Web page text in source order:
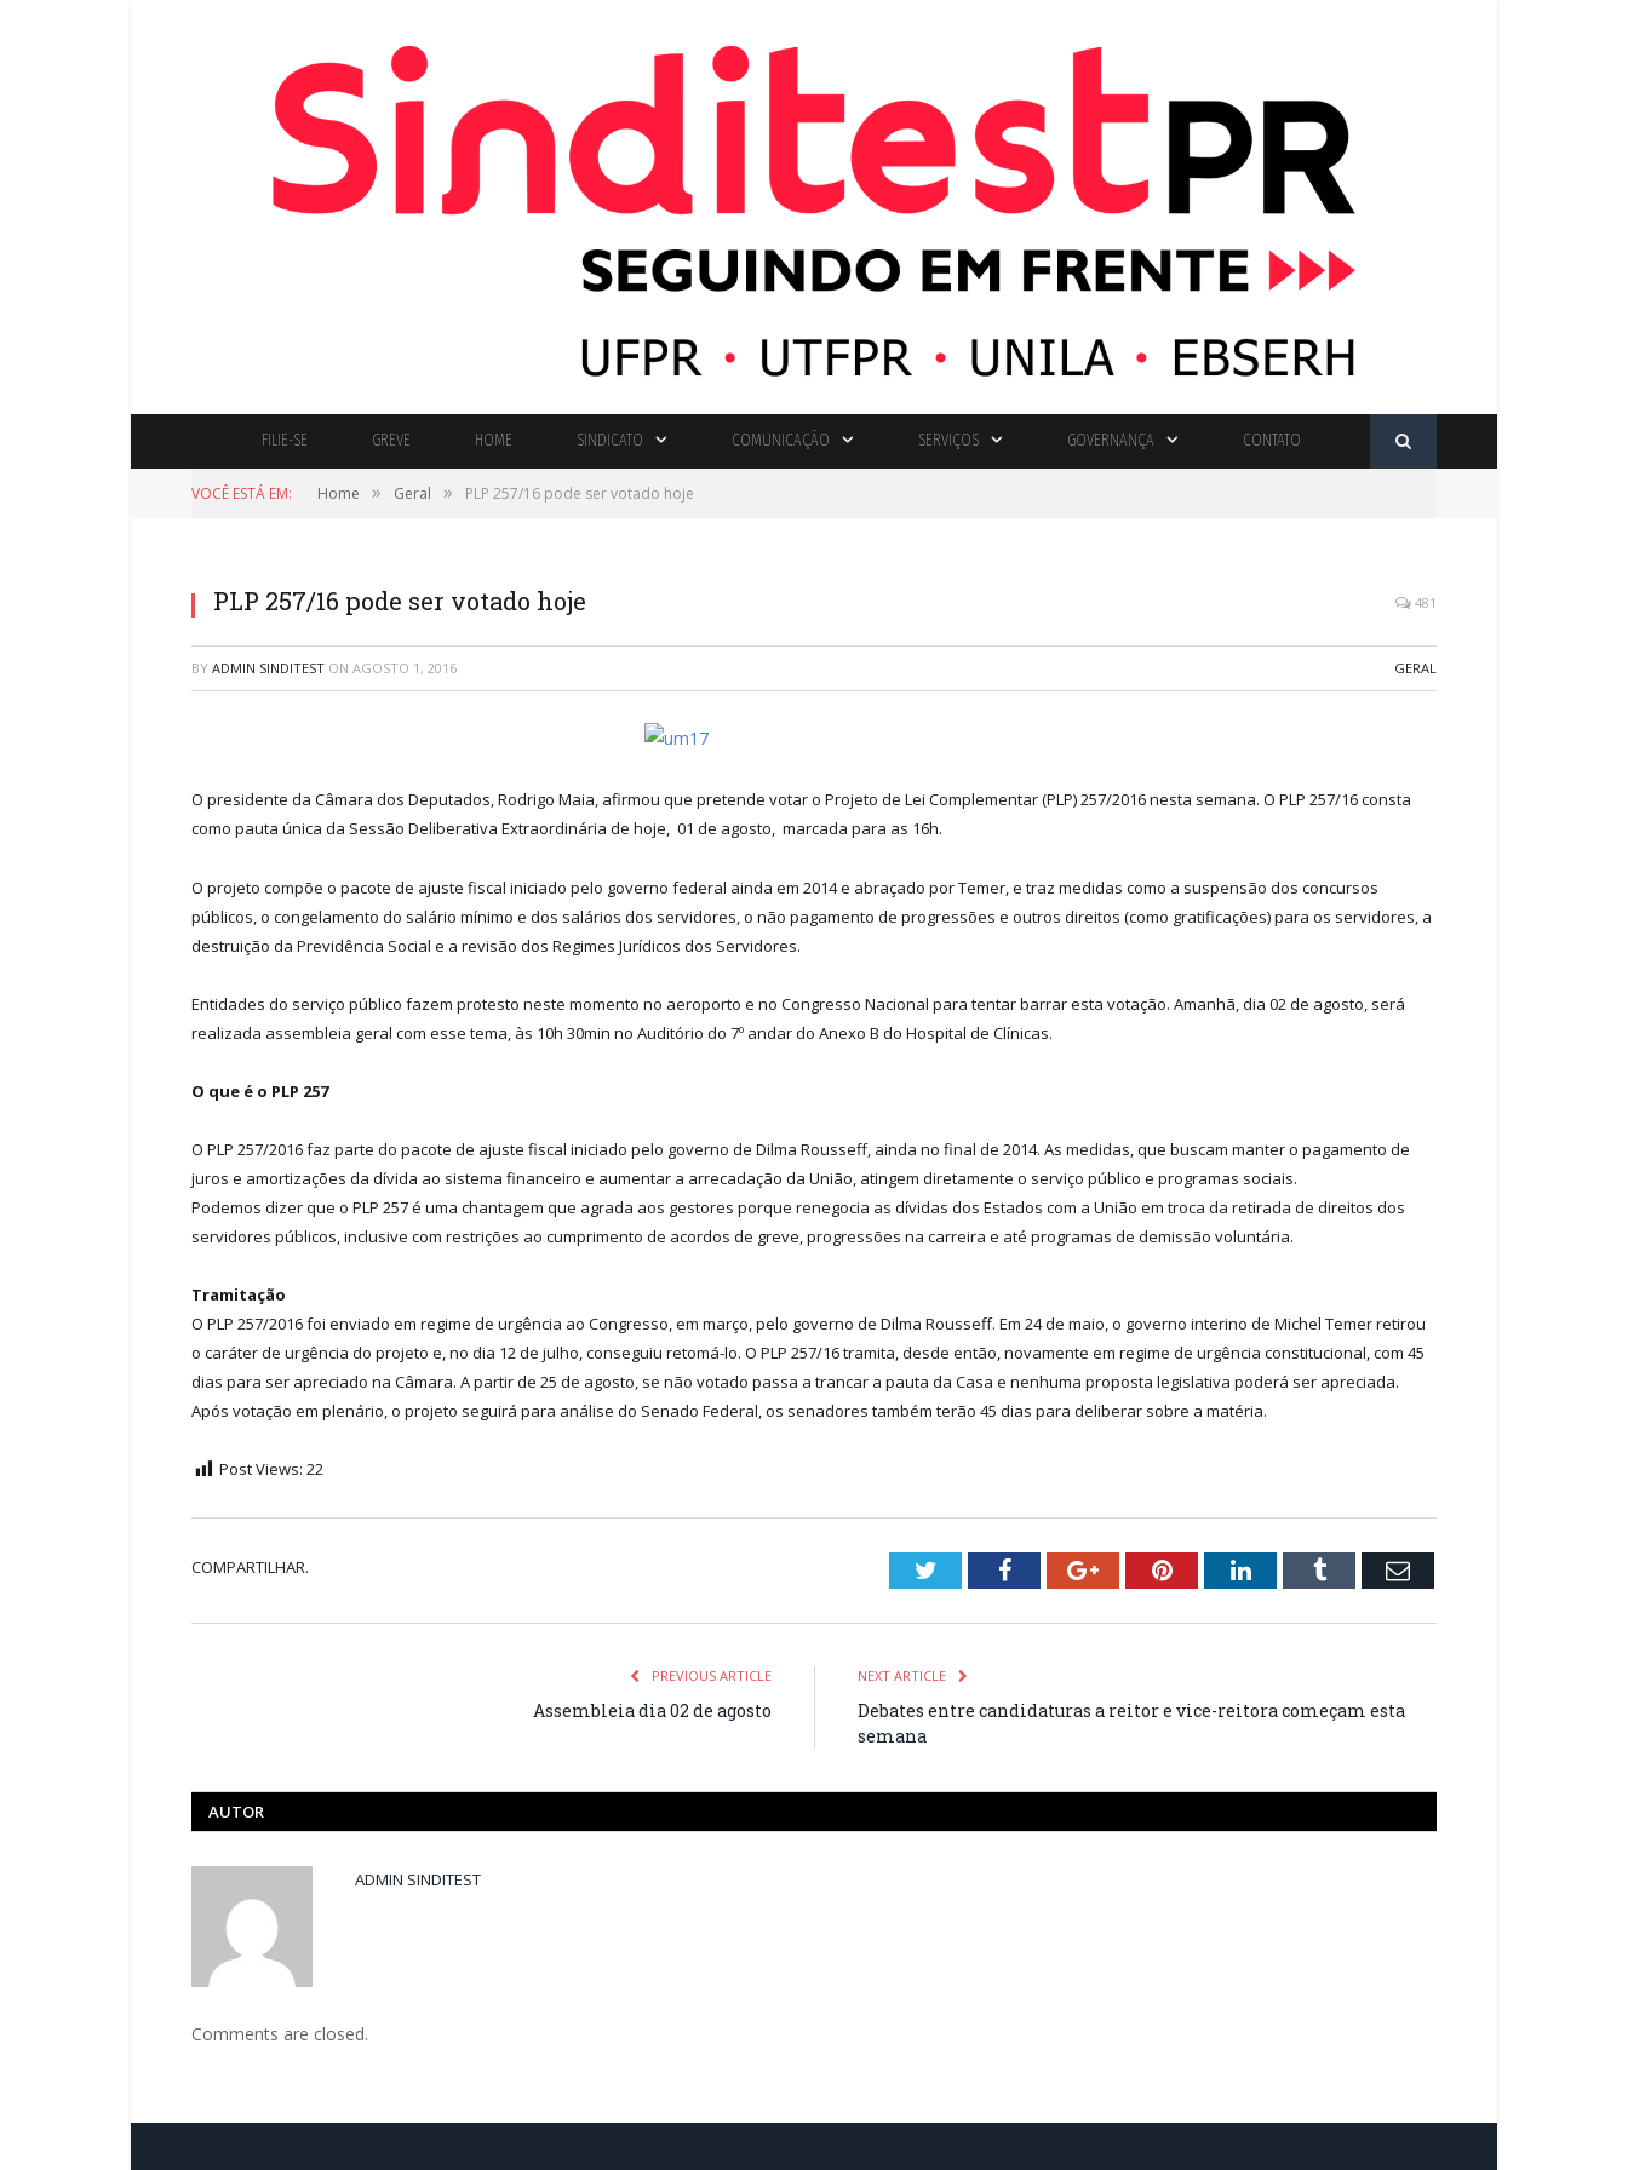
FILIE-SE GREVE HOME SINDICATO COMUNICAÇÃO SERVIÇOS GOVERNANÇA CONTATO
VOCÊ ESTÁ EM: Home » Geral » PLP 257/16 pode ser votado hoje
PLP 257/16 pode ser votado hoje 481
BY ADMIN SINDITEST ON AGOSTO 1, 2016 GERAL
O presidente da Câmara dos Deputados, Rodrigo Maia, afirmou que pretende votar o Projeto de Lei Complementar (PLP) 257/2016 nesta semana. O PLP 257/16 consta
como pauta única da Sessão Deliberativa Extraordinária de hoje, 01 de agosto, marcada para as 16h.
O projeto compõe o pacote de ajuste fiscal iniciado pelo governo federal ainda em 2014 e abraçado por Temer, e traz medidas como a suspensão dos concursos
públicos, o congelamento do salário mínimo e dos salários dos servidores, o não pagamento de progressões e outros direitos (como gratificações) para os servidores, a
destruição da Previdência Social e a revisão dos Regimes Jurídicos dos Servidores.
Entidades do serviço público fazem protesto neste momento no aeroporto e no Congresso Nacional para tentar barrar esta votação. Amanhã, dia 02 de agosto, será
realizada assembleia geral com esse tema, às 10h 30min no Auditório do 7º andar do Anexo B do Hospital de Clínicas.
O que é o PLP 257
O PLP 257/2016 faz parte do pacote de ajuste fiscal iniciado pelo governo de Dilma Rousseff, ainda no final de 2014. As medidas, que buscam manter o pagamento de
juros e amortizações da dívida ao sistema financeiro e aumentar a arrecadação da União, atingem diretamente o serviço público e programas sociais.
Podemos dizer que o PLP 257 é uma chantagem que agrada aos gestores porque renegocia as dívidas dos Estados com a União em troca da retirada de direitos dos
servidores públicos, inclusive com restrições ao cumprimento de acordos de greve, progressões na carreira e até programas de demissão voluntária.
Tramitação
O PLP 257/2016 foi enviado em regime de urgência ao Congresso, em março, pelo governo de Dilma Rousseff. Em 24 de maio, o governo interino de Michel Temer retirou
o caráter de urgência do projeto e, no dia 12 de julho, conseguiu retomá-lo. O PLP 257/16 tramita, desde então, novamente em regime de urgência constitucional, com 45
dias para ser apreciado na Câmara. A partir de 25 de agosto, se não votado passa a trancar a pauta da Casa e nenhuma proposta legislativa poderá ser apreciada.
Após votação em plenário, o projeto seguirá para análise do Senado Federal, os senadores também terão 45 dias para deliberar sobre a matéria.
Post Views: 22
COMPARTILHAR. TwitterFacebookGoogle+PinterestLinkedInTumblr Email
PREVIOUS ARTICLE
Assembleia dia 02 de agosto
NEXT ARTICLE
Debates entre candidaturas a reitor e vice-reitora começam esta
semana
AUTOR
ADMIN SINDITEST
Comments are closed.